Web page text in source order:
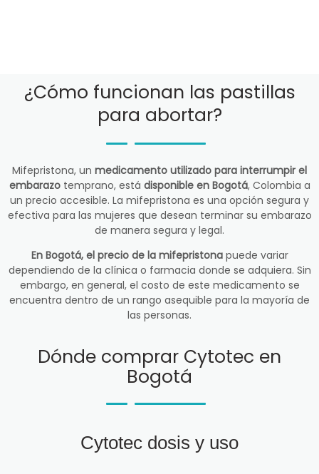
¿Cómo funcionan las pastillas
para abortar?
Mifepristona, un medicamento utilizado para interrumpir el
embarazotemprano, está disponible en Bogotá, Colombia a
un precio accesible. La mifepristona es una opción segura y
efectiva para las mujeres que desean terminar su embarazo
de manera segura y legal.
En Bogotá, el precio de la mifepristonapuede variar
dependiendo de la clínica o farmacia donde se adquiera. Sin
embargo, en general, el costo de este medicamento se
encuentra dentro de un rango asequible para la mayoría de
las personas.
Dónde comprar Cytotec en
Bogotá
Cytotec dosis y uso